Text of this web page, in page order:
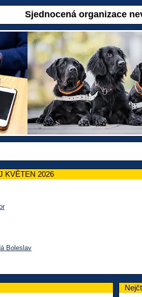
Sjednocená organizace
KVĚTEN 2026
Boleslav